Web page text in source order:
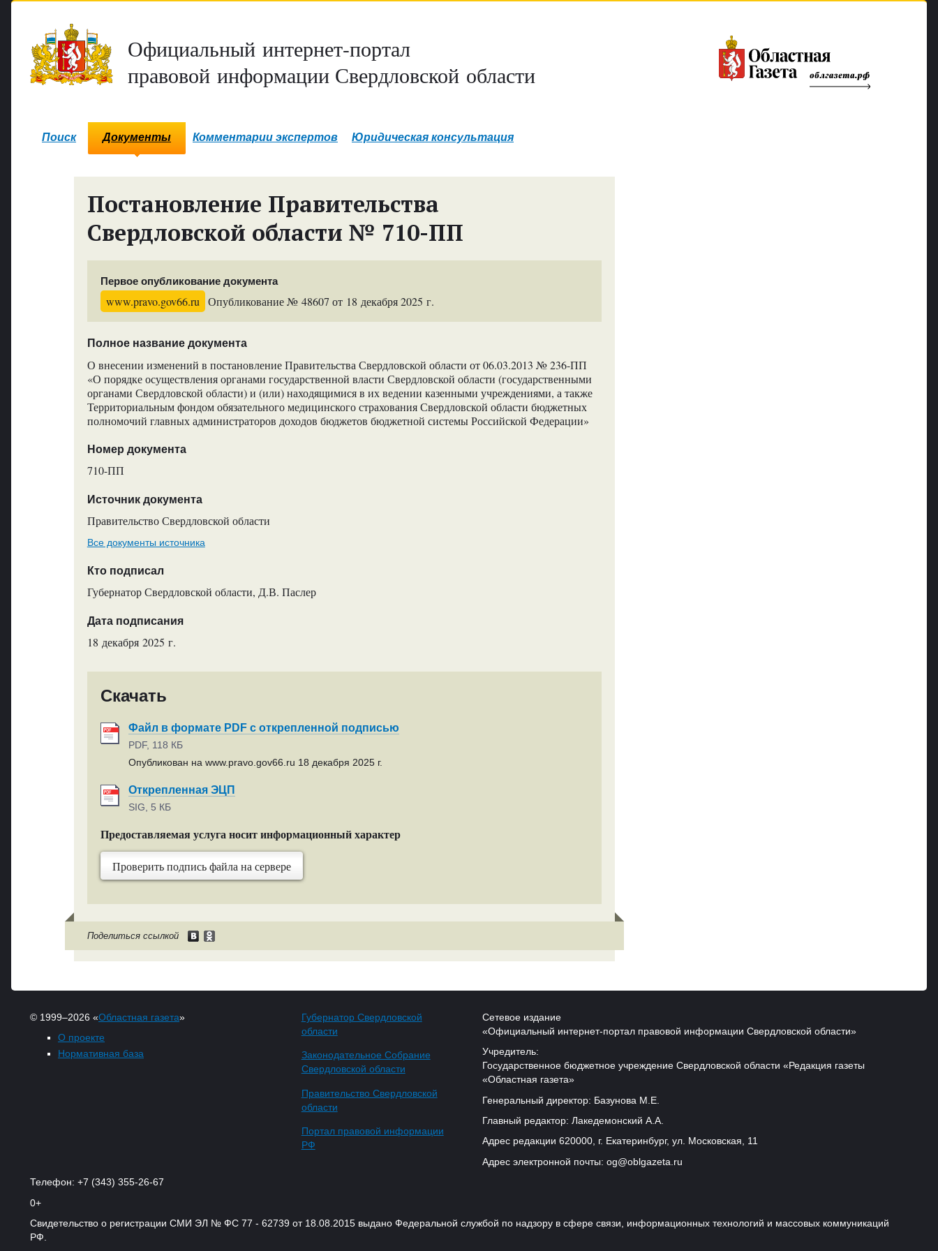
Официальный интернет-портал
правовой информации Свердловской области
Поиск Документы Комментарии экспертов Юридическая консультация
Постановление Правительства
Свердловской области № 710-ПП
Первое опубликование документа
www.pravo.gov66.ru Опубликование № 48607 от 18 декабря 2025 г.
Полное название документа
О внесении изменений в постановление Правительства Свердловской области от 06.03.2013 № 236-ПП
«О порядке осуществления органами государственной власти Свердловской области (государственными
органами Свердловской области) и (или) находящимися в их ведении казенными учреждениями, а также
Территориальным фондом обязательного медицинского страхования Свердловской области бюджетных
полномочий главных администраторов доходов бюджетов бюджетной системы Российской Федерации»
Номер документа
710-ПП
Источник документа
Правительство Свердловской области
Все документы источника
Кто подписал
Губернатор Свердловской области, Д.В. Паслер
Дата подписания
18 декабря 2025 г.
Скачать
Файл в формате PDF с открепленной подписью
PDF, 118 КБ
Опубликован на www.pravo.gov66.ru 18 декабря 2025 г.
Открепленная ЭЦП
SIG, 5 КБ
Предоставляемая услуга носит информационный характер
Проверить подпись файла на сервере
Поделиться ссылкой
© 1999–2026 «Областная газета»
О проекте
Нормативная база
Губернатор Свердловской
области
Законодательное Собрание
Свердловской области
Правительство Свердловской
области
Портал правовой информации
РФ
Сетевое издание
«Официальный интернет-портал правовой информации Свердловской области»
Учредитель:
Государственное бюджетное учреждение Свердловской области «Редакция газеты
«Областная газета»
Генеральный директор: Базунова М.Е.
Главный редактор: Лакедемонский А.А.
Адрес редакции 620000, г. Екатеринбург, ул. Московская, 11
Адрес электронной почты: og@oblgazeta.ru
Телефон: +7 (343) 355-26-67
0+
Свидетельство о регистрации СМИ ЭЛ № ФС 77 - 62739 от 18.08.2015 выдано Федеральной службой по надзору в сфере связи, информационных технологий и массовых коммуникаций
РФ.